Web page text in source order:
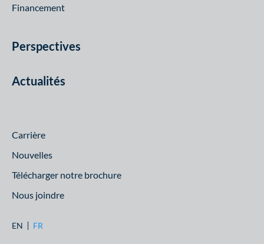
Financement
Perspectives
Actualités
Carrière
Nouvelles
Télécharger notre brochure
Nous joindre
EN FR